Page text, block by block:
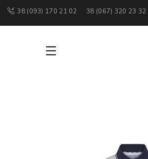
38 (093) 170 21 02 38 (067) 320 23 32